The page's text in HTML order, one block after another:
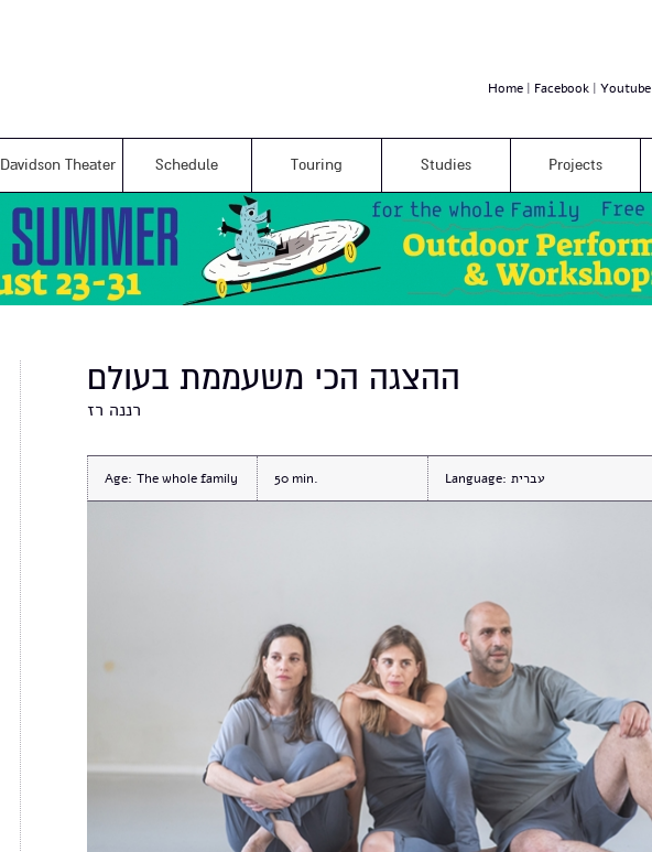
Home Facebook Youtube
Davidson Theater Schedule Touring Studies Projects
ההצגה הכי משעממת בעולם
רננה רז
Age: The whole family 50 Language: עברית